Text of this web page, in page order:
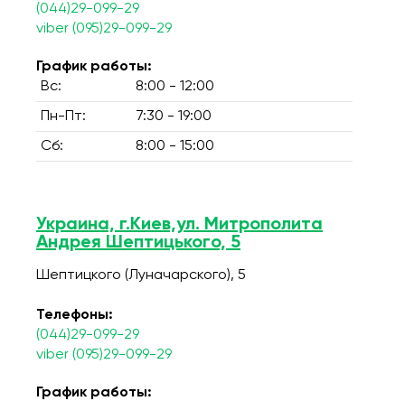
(044)29-099-29
viber (095)29-099-29
График работы:
Вс:
8:00 - 12:00
Пн-Пт: 7:30 - 19:00
Сб: 8:00 - 15:00
Украина, г.Киев,ул. Митрополита
Андрея Шептицького, 5
Шептицкого (Луначарского), 5
Телефоны:
(044)29-099-29
viber (095)29-099-29
График работы: